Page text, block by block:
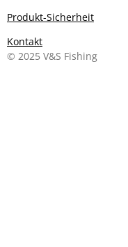
Produkt-Sicherheit
Kontakt
© 2025 V&S Fishing